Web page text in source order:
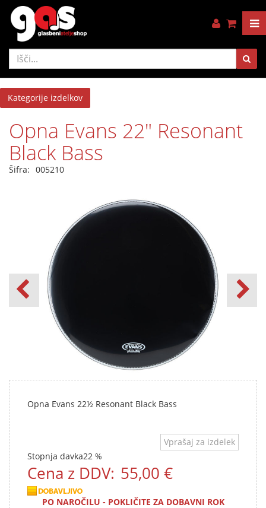
Kategorije izdelkov
Opna Evans 22" Resonant
Black Bass
Šifra: 005210
Opna Evans 22½ Resonant Black Bass
Vprašaj za izdelek
Stopnja davka22 %
Cena z DDV: 55,00 €
PO NAROČILU - POKLIČITE ZA DOBAVNI ROK